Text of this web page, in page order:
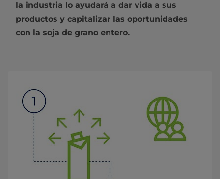
la industria lo ayudará a dar vida a sus
productos y capitalizar las oportunidades
con la soja de grano entero.